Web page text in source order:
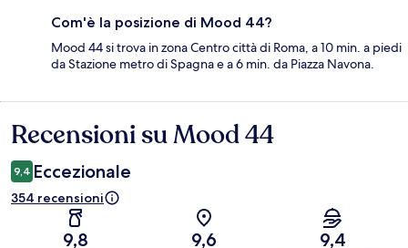
Com'è la posizione di Mood 44?
Mood 44 si trova in zona Centro città di Roma, a 10 min. a piedi
da Stazione metro di Spagna e a 6 min. da Piazza Navona.
Recensioni
Recensioni su Mood 44
9,4 Eccezionale
354 recensioni
9,8 9,6 9,4